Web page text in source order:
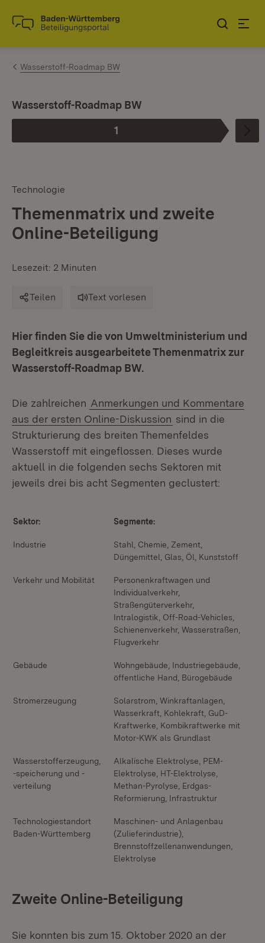
Zum Inhalt springen
Link zur Startseite
Wasserstoff-Roadmap BW
Phase
1
:
Wasserstoff-Roadmap BW
Technologie
Themenmatrix und zweite
Online-Beteiligung
Lesezeit: 2 Minuten
Teilen Text vorlesen
Hier finden Sie die von Umweltministerium und
Begleitkreis ausgearbeitete Themenmatrix zur
Wasserstoff-Roadmap BW.
Die zahlreichen Anmerkungen und Kommentare
aus der ersten Online-Diskussion sind in die
Strukturierung des breiten Themenfeldes
Wasserstoff mit eingeflossen. Dieses wurde
aktuell in die folgenden sechs Sektoren mit
jeweils drei bis acht Segmenten geclustert:
Sektor: Segmente:
Industrie
Stahl, Chemie, Zement,
Düngemittel, Glas, Öl, Kunststoff
Verkehr und Mobilität
Personenkraftwagen und
Individualverkehr,
Straßengüterverkehr,
Intralogistik, Off-Road-Vehicles,
Schienenverkehr, Wasserstraßen,
Flugverkehr
Gebäude
Wohngebäude, Industriegebäude,
öffentliche Hand, Bürogebäude
Stromerzeugung
Solarstrom, Winkraftanlagen,
Wasserkraft, Kohlekraft, GuD-
Kraftwerke, Kombikraftwerke mit
Motor-KWK als Grundlast
Wasserstofferzeugung,
-speicherung und -
verteilung
Alkalische Elektrolyse, PEM-
Elektrolyse, HT-Elektrolyse,
Methan-Pyrolyse, Erdgas-
Reformierung, Infrastruktur
Technologiestandort
Baden-Württemberg
Maschinen- und Anlagenbau
(Zulieferindustrie),
Brennstoffzellenanwendungen,
Elektrolyse
Zweite Online-Beteiligung
Sie konnten bis zum 15. Oktober 2020 an der